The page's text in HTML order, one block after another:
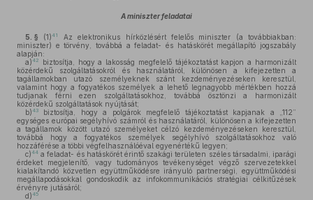
A miniszter feladatai
5. § (1)41
Az elektronikus hírközlésért felelős miniszter (a továbbiakban:
miniszter) e törvény, továbbá a feladat- és hatáskörét megállapító jogszabály
alapján:
a)42
biztosítja, hogy a lakosság megfelelő tájékoztatást kapjon a harmonizált
közérdekű szolgáltatásokról és használatáról, különösen a kifejezetten a
tagállamokban utazó személyeknek szánt kezdeményezéseken keresztül,
valamint hogy a fogyatékos személyek a lehető legnagyobb mértékben hozzá
tudjanak férni ezen szolgáltatásokhoz, továbbá ösztönzi a harmonizált
közérdekű szolgáltatások nyújtását;
b)43
biztosítja, hogy a polgárok megfelelő tájékoztatást kapjanak a „112”
egységes európai segélyhívó számról és használatáról, különösen a kifejezetten
a tagállamok között utazó személyeket célzó kezdeményezéseken keresztül,
továbbá hogy a fogyatékos személyek segélyhívó szolgáltatásokhoz való
hozzáférése a többi végfelhasználóéval egyenértékű legyen;
c)44 a feladat- és hatáskörét érintő szakági területen széles társadalmi, iparági
érdeket megjelenítő, vagy tudományos tevékenységet végző szervezetekkel
kialakítandó közvetlen együttműködésre irányuló partnerségi, együttműködési
megállapodásokkal gondoskodik az infokommunikációs stratégiai célkitűzések
érvényre jutásáról;
d)45